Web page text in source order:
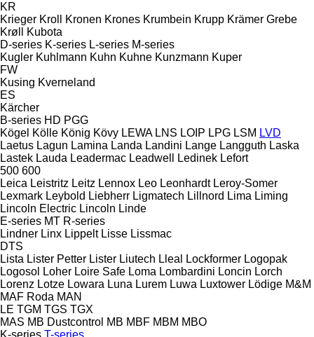
KR
Krieger Kroll Kronen Krones Krumbein Krupp Krämer Grebe
Krøll
Kubota
D-series K-series L-series M-series
Kugler Kuhlmann Kuhn Kuhne Kunzmann Kuper
FW
Kusing Kverneland
ES
Kärcher
B-series HD PGG
Kögel Kölle König Kövy LEWA LNS LOIP LPG LSM LVD
Laetus Lagun Lamina Landa Landini Lange Langguth Laska
Lastek Lauda Leadermac Leadwell Ledinek Lefort
500 600
Leica Leistritz Leitz Lennox Leo Leonhardt Leroy-Somer
Lexmark Leybold Liebherr Ligmatech Lillnord Lima Liming
Lincoln Electric Lincoln Linde
E-series MT R-series
Lindner Linx Lippelt Lisse Lissmac
DTS
Lista Lister Petter Lister Liutech Lleal Lockformer Logopak
Logosol
Loher Loire Safe Loma Lombardini Loncin Lorch
Lorenz Lotze Lowara Luna Lurem Luwa Luxtower Lödige M&M
MAF Roda MAN
LE TGM TGS TGX
MAS MB Dustcontrol MB MBF MBM MBO
K-series T-series